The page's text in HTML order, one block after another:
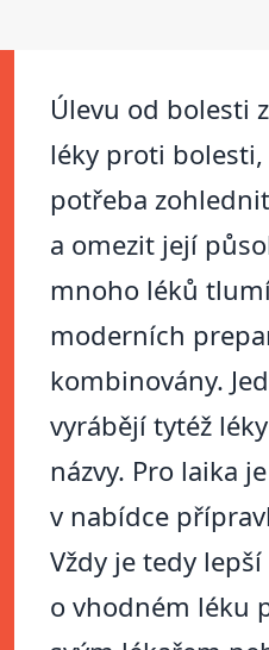
Úlevu od bolesti
léky proti bolesti,
potřeba
a omezit její
mnoho léků
moderních
kombinovány.
vyrábějí tytéž
názvy. Pro laika
v nabídce
Vždy je tedy
o vhodném léku